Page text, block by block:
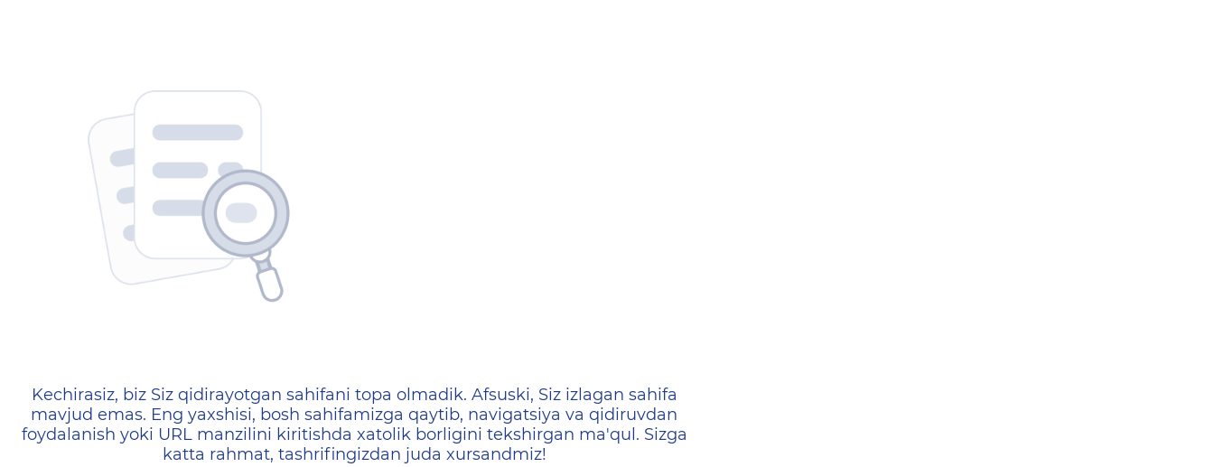
404 — Страница не найдена
Kechirasiz, biz Siz qidirayotgan sahifani topa olmadik. Afsuski, Siz izlagan sahifa
mavjud emas. Eng yaxshisi, bosh sahifamizga qaytib, navigatsiya va qidiruvdan
foydalanish yoki URL manzilini kiritishda xatolik borligini tekshirgan ma'qul. Sizga
katta rahmat, tashrifingizdan juda xursandmiz!